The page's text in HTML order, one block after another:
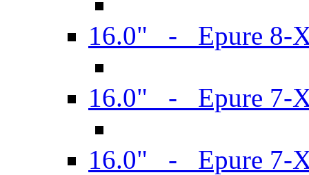
16.0" - Epure 8-
16.0" - Epure 7-
16.0" - Epure 7-